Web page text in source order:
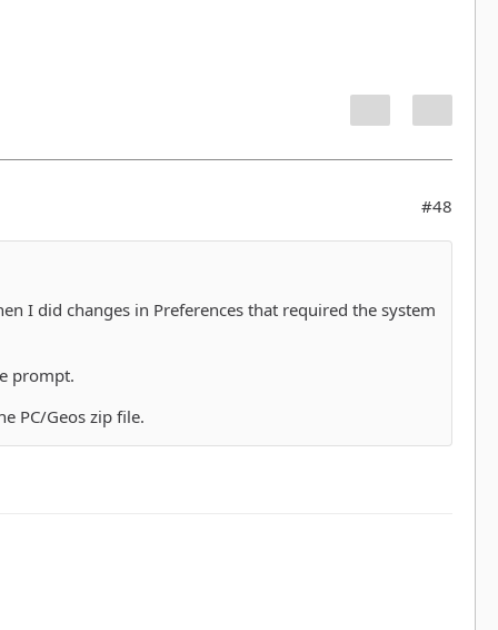
#48
I did changes in Preferences that required the system
prompt.
PC/Geos zip file.